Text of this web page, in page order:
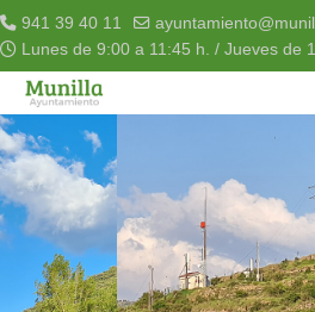
941 39 40 11
Lunes de 9:00 a 11:45 h. / Jueves de